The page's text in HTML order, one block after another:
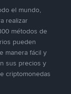
el mundo,
realizar
métodos de
pueden
manera fácil y
sus precios y
criptomonedas